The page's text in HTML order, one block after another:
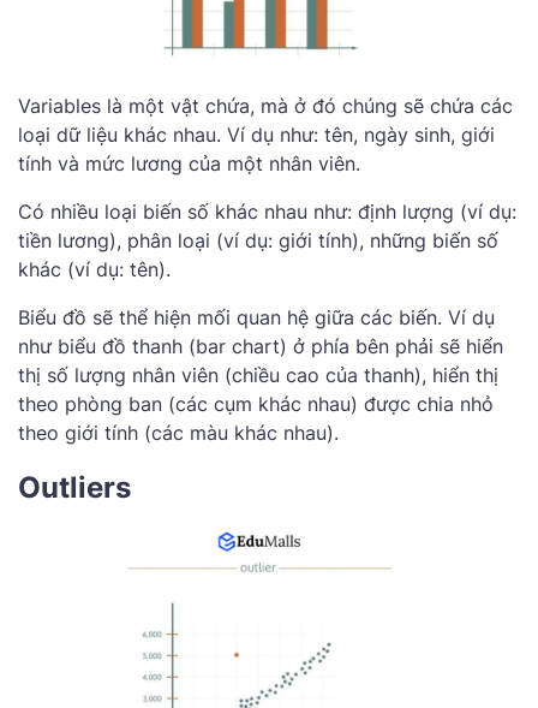
Variables là một vật chứa, mà ở đó chúng sẽ chứa các
loại dữ liệu khác nhau. Ví dụ như: tên, ngày sinh, giới
tính và mức lương của một nhân viên.
Có nhiều loại biến số khác nhau như: định lượng (ví dụ:
tiền lương), phân loại (ví dụ: giới tính), những biến số
khác (ví dụ: tên).
Biểu đồ sẽ thể hiện mối quan hệ giữa các biến. Ví dụ
như biểu đồ thanh (bar chart) ở phía bên phải sẽ hiển
thị số lượng nhân viên (chiều cao của thanh), hiển thị
theo phòng ban (các cụm khác nhau) được chia nhỏ
theo giới tính (các màu khác nhau).
Outliers